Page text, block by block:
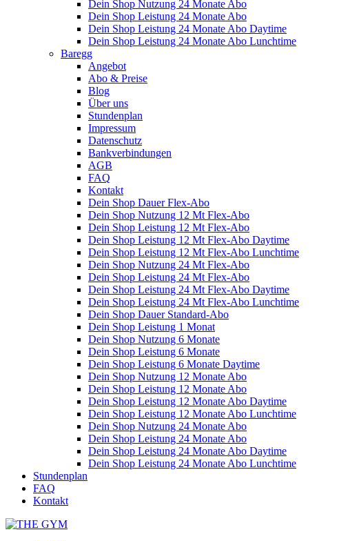
Dein Shop Nutzung 24 Monate Abo
Dein Shop Leistung 24 Monate Abo
Dein Shop Leistung 24 Monate Abo Daytime
Dein Shop Leistung 24 Monate Abo Lunchtime
Baregg
Angebot
Abo & Preise
Blog
Über uns
Stundenplan
Impressum
Datenschutz
Bankverbindungen
AGB
FAQ
Kontakt
Dein Shop Dauer Flex-Abo
Dein Shop Nutzung 12 Mt Flex-Abo
Dein Shop Leistung 12 Mt Flex-Abo
Dein Shop Leistung 12 Mt Flex-Abo Daytime
Dein Shop Leistung 12 Mt Flex-Abo Lunchtime
Dein Shop Nutzung 24 Mt Flex-Abo
Dein Shop Leistung 24 Mt Flex-Abo
Dein Shop Leistung 24 Mt Flex-Abo Daytime
Dein Shop Leistung 24 Mt Flex-Abo Lunchtime
Dein Shop Dauer Standard-Abo
Dein Shop Leistung 1 Monat
Dein Shop Nutzung 6 Monate
Dein Shop Leistung 6 Monate
Dein Shop Leistung 6 Monate Daytime
Dein Shop Nutzung 12 Monate Abo
Dein Shop Leistung 12 Monate Abo
Dein Shop Leistung 12 Monate Abo Daytime
Dein Shop Leistung 12 Monate Abo Lunchtime
Dein Shop Nutzung 24 Monate Abo
Dein Shop Leistung 24 Monate Abo
Dein Shop Leistung 24 Monate Abo Daytime
Dein Shop Leistung 24 Monate Abo Lunchtime
Stundenplan
FAQ
Kontakt